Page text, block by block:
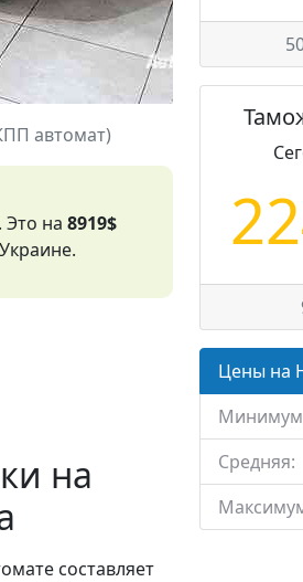
автомат)
. Это на8919$
на
составляет
Цены на
Средняя: